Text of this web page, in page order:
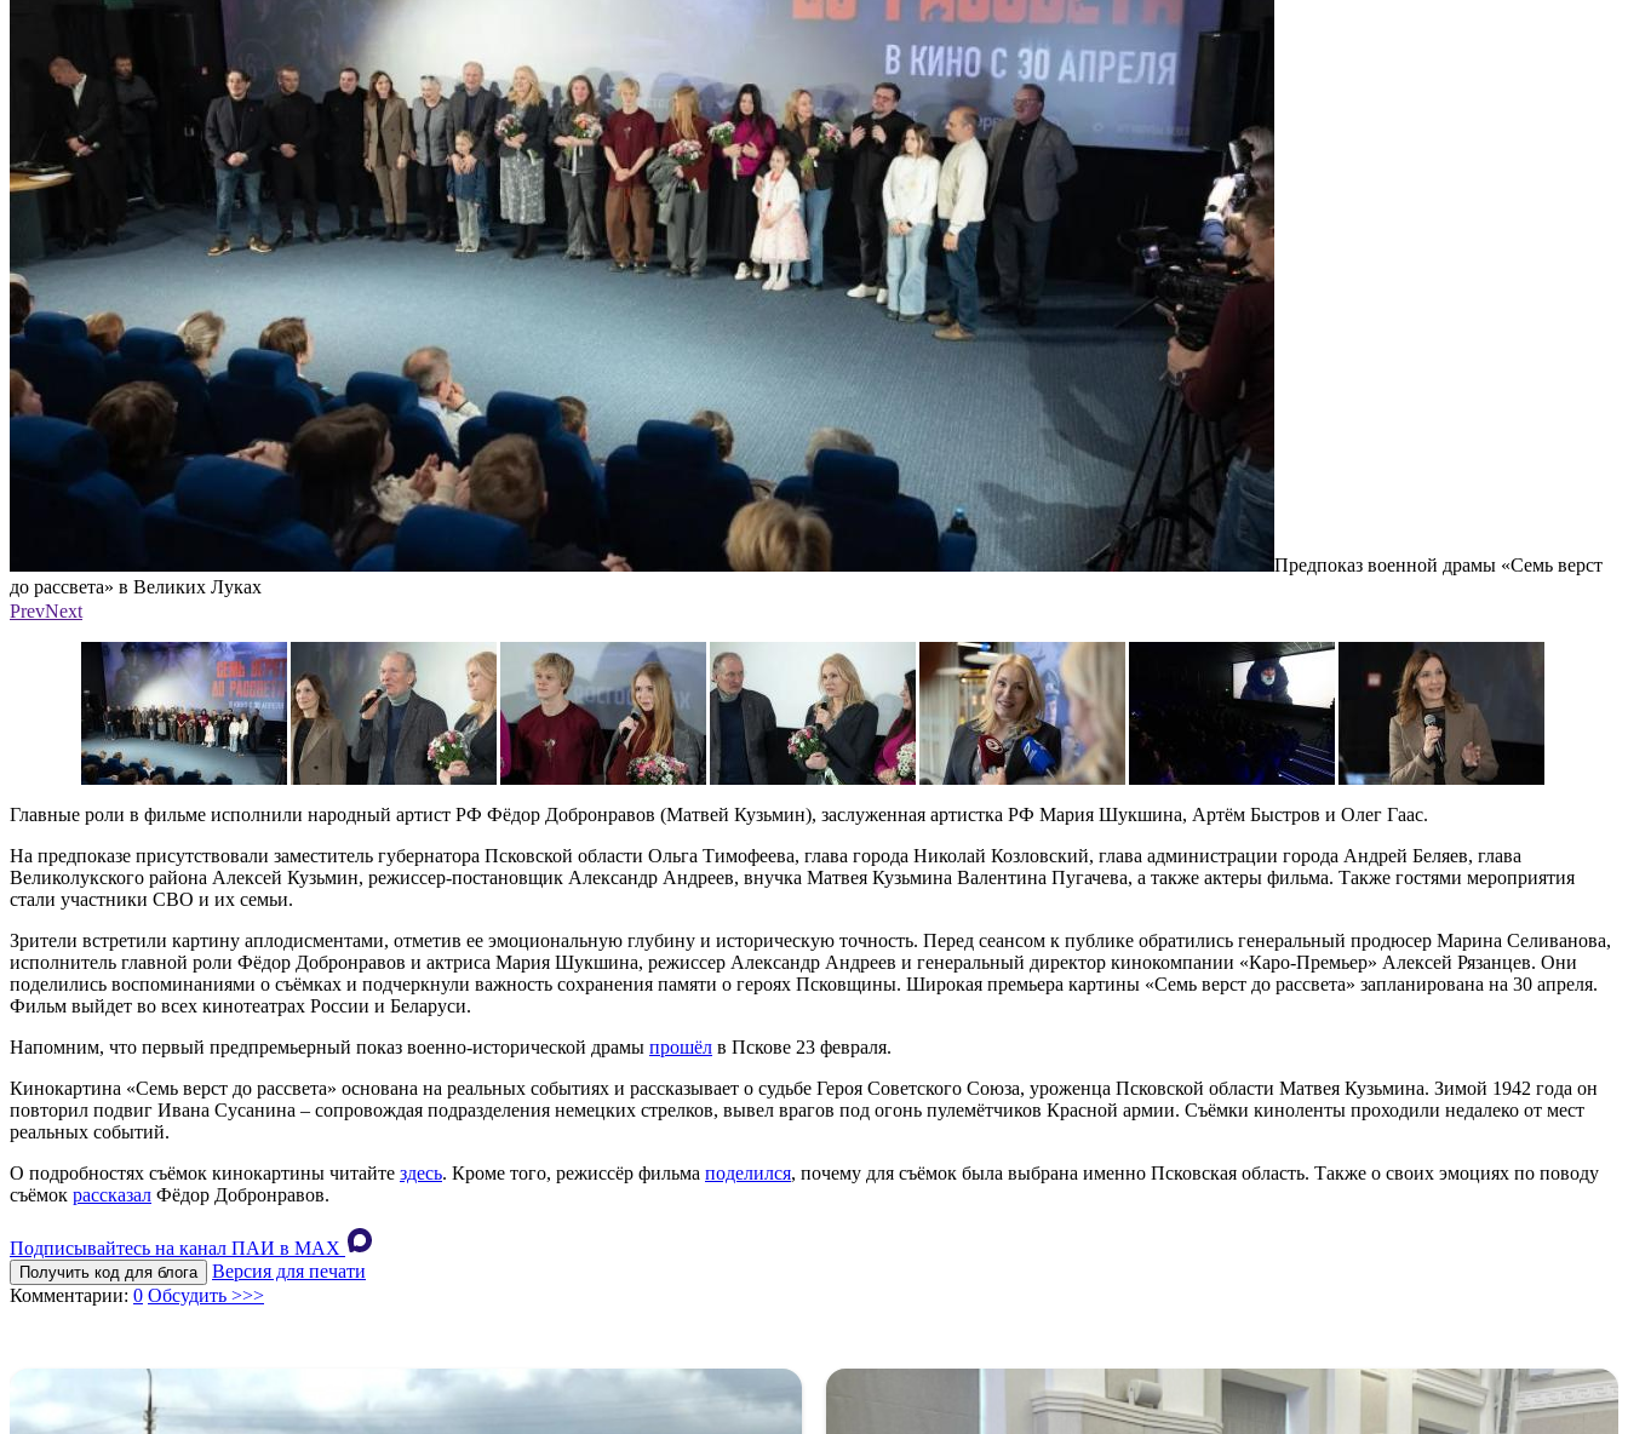
Предпоказ военной драмы «Семь верст
до рассвета» в Великих Луках
Фото: Администрация Великих Лук
PrevNext
Главные роли в фильме исполнили народный артист РФ Фёдор Добронравов (Матвей Кузьмин), заслуженная артистка РФ Мария Шукшина, Артём Быстров и Олег Гаас.
На предпоказе присутствовали заместитель губернатора Псковской области Ольга Тимофеева, глава города Николай Козловский, глава администрации города Андрей Беляев, глава
Великолукского района Алексей Кузьмин, режиссер-постановщик Александр Андреев, внучка Матвея Кузьмина Валентина Пугачева, а также актеры фильма. Также гостями мероприятия
стали участники СВО и их семьи.
Зрители встретили картину аплодисментами, отметив ее эмоциональную глубину и историческую точность. Перед сеансом к публике обратились генеральный продюсер Марина Селиванова,
исполнитель главной роли Фёдор Добронравов и актриса Мария Шукшина, режиссер Александр Андреев и генеральный директор кинокомпании «Каро-Премьер» Алексей Рязанцев. Они
поделились воспоминаниями о съёмках и подчеркнули важность сохранения памяти о героях Псковщины. Широкая премьера картины «Семь верст до рассвета» запланирована на 30 апреля.
Фильм выйдет во всех кинотеатрах России и Беларуси.
Напомним, что первый предпремьерный показ военно-исторической драмы прошёл в Пскове 23 февраля.
Кинокартина «Семь верст до рассвета» основана на реальных событиях и рассказывает о судьбе Героя Советского Союза, уроженца Псковской области Матвея Кузьмина. Зимой 1942 года он
повторил подвиг Ивана Сусанина – сопровождая подразделения немецких стрелков, вывел врагов под огонь пулемётчиков Красной армии. Съёмки киноленты проходили недалеко от мест
реальных событий.
О подробностях съёмок кинокартины читайте здесь. Кроме того, режиссёр фильма поделился, почему для съёмок была выбрана именно Псковская область. Также о своих эмоциях по поводу
съёмок рассказал Фёдор Добронравов.
Подписывайтесь на канал ПАИ в MAХ
Получить код для блога
Версия для печати
Комментарии: 0 Обсудить >>>